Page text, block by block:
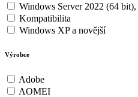
Windows Server 2022 (64
Kompatibilita
Windows XP a novější
Výrobce
Adobe
AOMEI